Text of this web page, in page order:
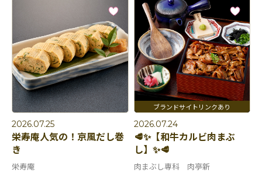
2026.07.25
栄寿庵人気の！京風だし巻
き
栄寿庵
2026.07.24
🥩✨【和牛カルビ肉まぶ
し】✨🥩
肉まぶし専科 肉亭新